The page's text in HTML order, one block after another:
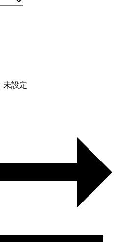
未設定